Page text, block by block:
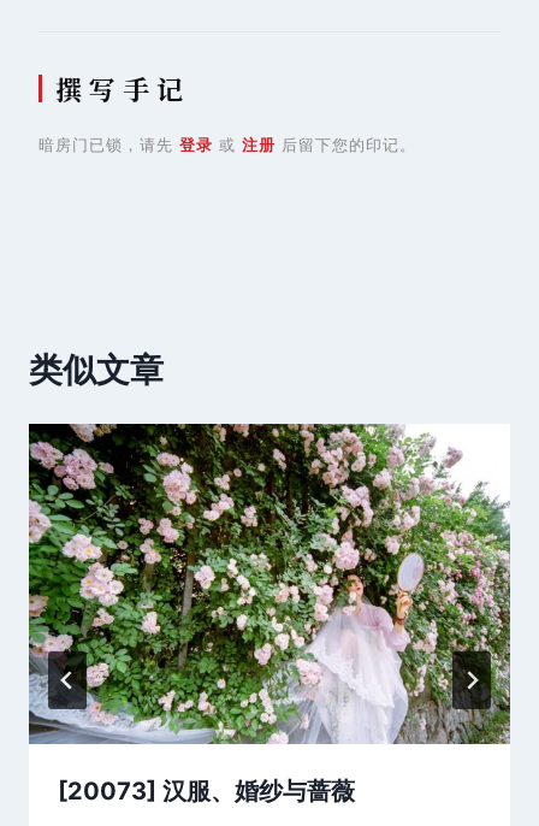
撰 写 手 记
暗房门已锁，请先 登录 或 注册 后留下您的印记。
类似文章
[20073] 汉服、婚纱与蔷薇